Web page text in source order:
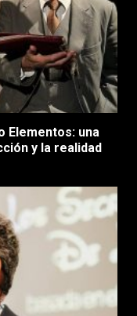
Elementos: una
y la realidad